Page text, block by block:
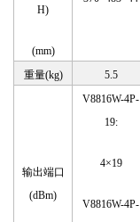
H)
(mm)
重量(kg) 5.5
输出端口
(dBm)
V8816W-4P-
19:
4×19
V8816W-4P-